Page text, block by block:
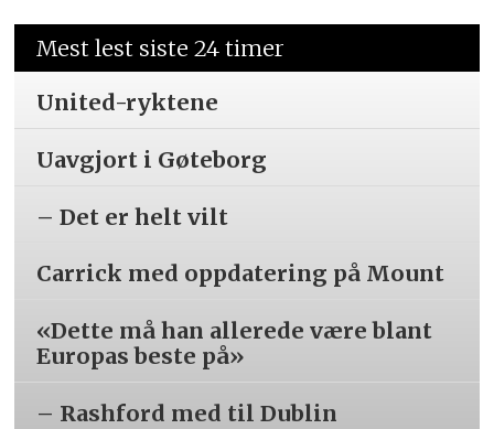
Mest lest siste 24 timer
United-ryktene
Uavgjort i Gøteborg
– Det er helt vilt
Carrick med oppdatering på Mount
«Dette må han allerede være blant
Europas beste på»
– Rashford med til Dublin